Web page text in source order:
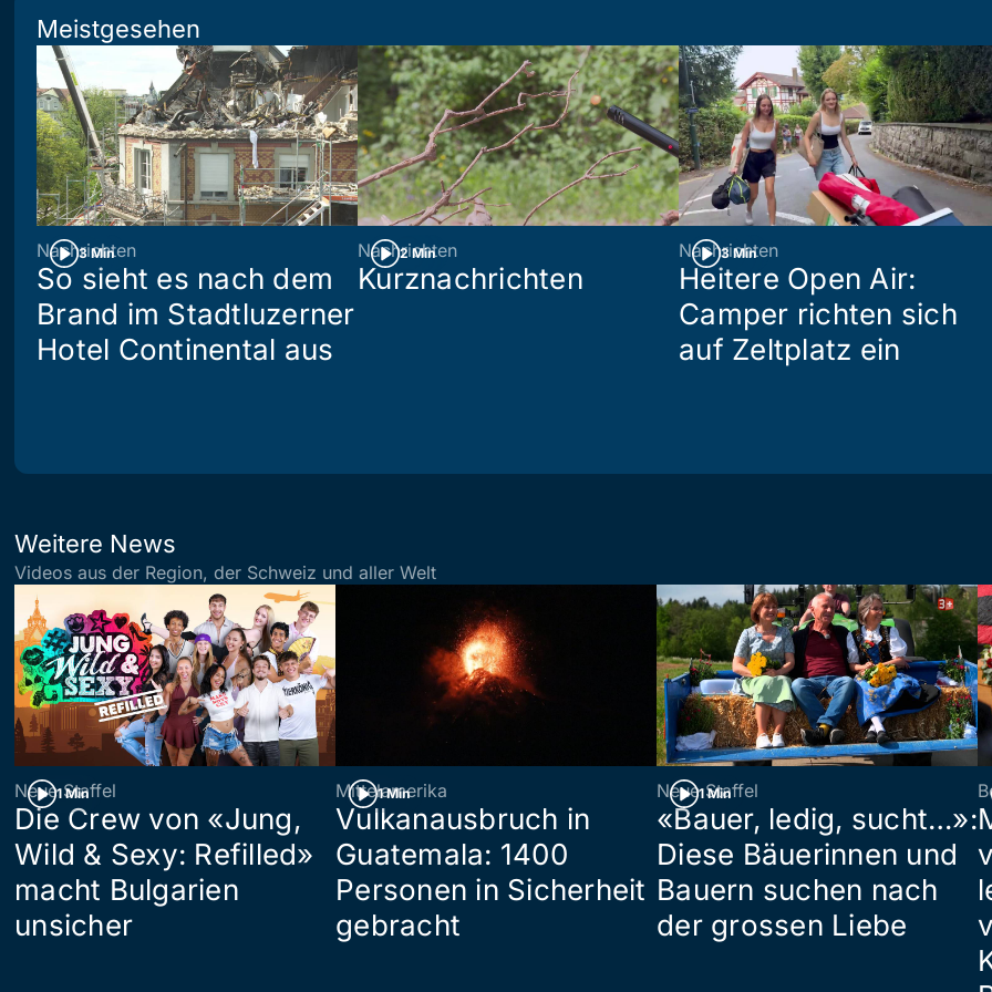
Meistgesehen
3 Min
Nachrichten
So sieht es nach dem
Brand im Stadtluzerner
Hotel Continental aus
2 Min
Nachrichten
Kurznachrichten
3 Min
Nachrichten
Heitere Open Air:
Camper richten sich
auf Zeltplatz ein
Weitere News
Videos aus der Region, der Schweiz und aller Welt
1 Min
Neue Staffel
Die Crew von «Jung,
Wild & Sexy: Refilled»
macht Bulgarien
unsicher
1 Min
Mittelamerika
Vulkanausbruch in
Guatemala: 1400
Personen in Sicherheit
gebracht
1 Min
Neue Staffel
«Bauer, ledig, sucht…»:
Diese Bäuerinnen und
Bauern suchen nach
der grossen Liebe